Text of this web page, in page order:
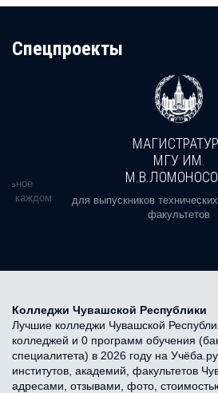
Cпецпроекты
в каждом
МГУ ИМ.
для выпускников
факультетов
Колледжи Чувашской Республики
Лучшие колледжи Чувашской
колледжей и 0 программ обучения
специалитета) в 2026 году на
институтов, академий, факультетов
адресами, отзывами, фото,